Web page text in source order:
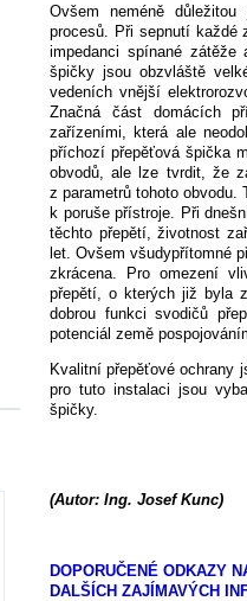
Ovšem neméně
procesů. Při sepnutí každé
impedanci spínané
špičky jsou obzvláště
vedeních vnější
Značná část domácích
zařízeními, která ale
příchozí přepěťová špička
obvodů, ale lze tvrdit, že
z parametrů tohoto obvodu.
k poruše přístroje. Při
těchto přepětí, životnost
let. Ovšem všudypřítomné
zkrácena. Pro omezení
přepětí, o kterých již byla
dobrou funkci svodičů
potenciál země
Kvalitní přepěťové ochrany
pro tuto instalaci jsou
špičky.
(Autor: Ing. Josef Kunc)
DOPORUČENÉ ODKAZY
DALŠÍCH ZAJÍMAVÝCH